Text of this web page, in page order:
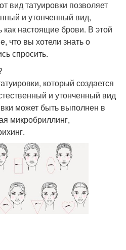
вид татуировки позволяет
и утонченный вид,
настоящие брови. В этой
что вы хотели знать о
спросить.
который создается
и утонченный вид
может быть выполнен в
микробриллинг,